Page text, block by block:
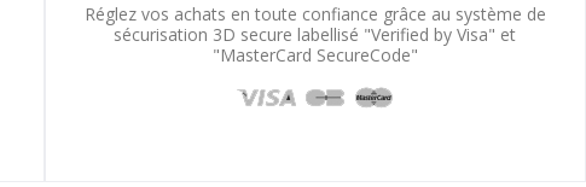
Réglez vos achats en toute confiance grâce au système de
sécurisation 3D secure labellisé "Verified by Visa" et
"MasterCard SecureCode"